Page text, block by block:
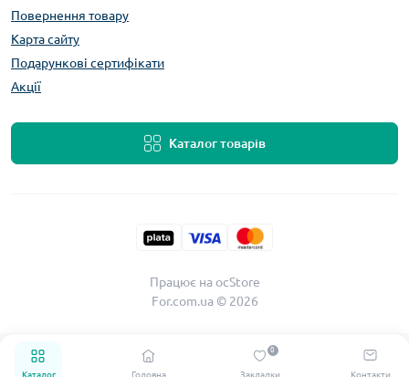
Каталог Головна Закладки
0
Контакти
Повернення товару
Карта сайту
Подарункові сертифікати
Акції
Каталог товарів
Працює наocStore
For.com.ua © 2026